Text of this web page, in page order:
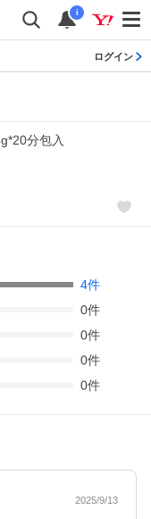
i
ログイン
分包入
4件
0件
0件
0件
0件
2025/9/13